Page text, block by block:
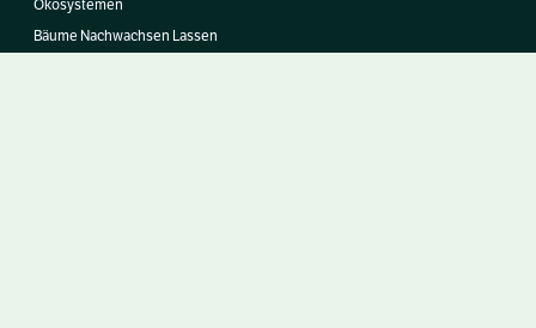
Ökosystemen
Bäume Nachwachsen Lassen